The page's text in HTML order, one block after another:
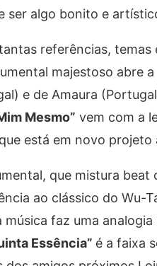
ser algo bonito e
referências,
majestoso abre
e de Amaura
Mesmo” vem com a
está em novo
que mistura
ao clássico do Wu-
faz uma
Essência” é a faixa